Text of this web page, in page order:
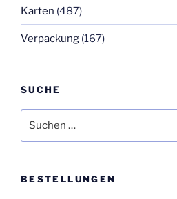
Karten (487)
Verpackung (167)
SUCHE
nach:
BESTELLUNGEN